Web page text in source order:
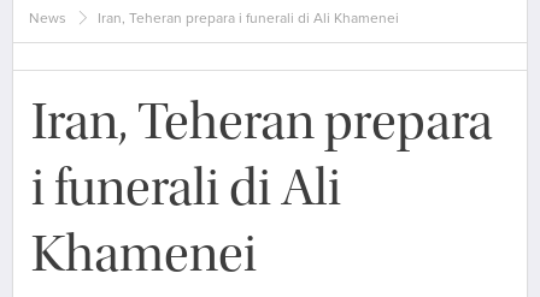
News Iran, Teheran prepara i funerali di Ali Khamenei
Iran, Teheran prepara
i funerali di Ali
Khamenei